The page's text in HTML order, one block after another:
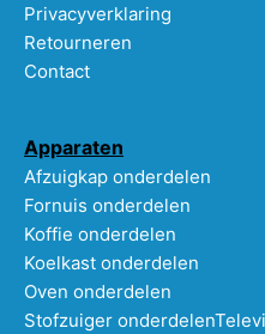
Privacyverklaring
Retourneren
Contact
Apparaten
Afzuigkap onderdelen
Fornuis onderdelen
Koffie onderdelen
Koelkast onderdelen
Oven onderdelen
Stofzuiger onderdelen